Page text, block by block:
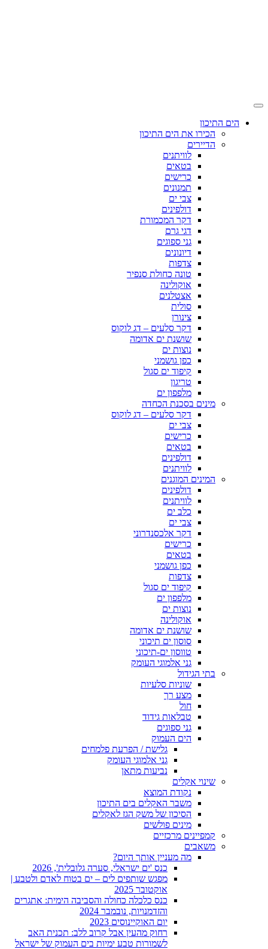
הים התיכון
הכירו את הים התיכון
הדיירים
לוויתנים
בטאים
כרישים
תמנונים
צבי ים
דולפינים
דקר המכמורת
דגי גרם
גני ספוגים
דיונונים
צדפות
טונה כחולת סנפיר
אוקולינה
אצטלנים
סולית
צינורן
דקר סלעים – דג לוקוס
שושנת ים אדומה
נוצות ים
כפן גושמני
קיפוד ים סגול
טריגון
מלפפון ים
מינים בסכנת הכחדה
דקר סלעים – דג לוקוס
צבי ים
כרישים
בטאים
דולפינים
לוויתנים
המינים המוגנים
דולפינים
לוויתנים
כלב ים
צבי ים
דקר אלכסנדרוני
כרישים
בטאים
כפן גושמני
צדפות
קיפוד ים סגול
מלפפון ים
נוצות ים
אוקולינה
שושנת ים אדומה
סוסון ים תיכוני
טווסון ים-תיכוני
גני אלמוגי העומק
בתי הגידול
שוניות סלעיות
מצע רך
חול
טבלאות גידוד
גני ספוגים
הים העמוק
גלישת / הפרעת פלמחים
גני אלמוגי העומק
נביעות מתאן
שינוי אקלים
נקודת המוצא
משבר האקלים בים התיכון
הסיכון של משק הגז לאקלים
מינים פולשים
קמפיינים מרכזיים
משאבים
מה מעניין אותך היום?
כנס 'ים ישראלי, סערה גלובלית', 2026
מפגש שותפים לים – ים בטוח לאדם ולטבע |
אוקטובר 2025
כנס כלכלה כחולה והסביבה הימית: אתגרים
והזדמנויות, נובמבר 2024
יום האוקיינוסים 2023
רחוק מהעין אבל קרוב ללב: תכנית האב
לשמורות טבע ימיות בים העמוק של ישראל